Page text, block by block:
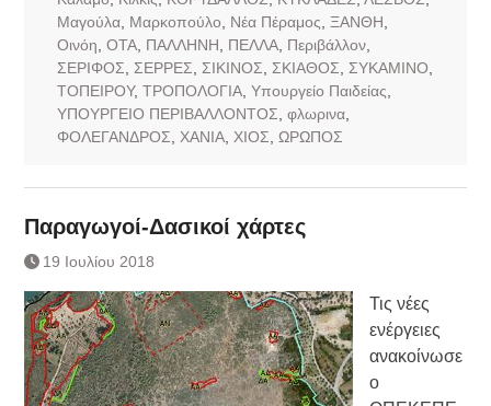
Μαγούλα, Μαρκοπούλο Νέα Πέραμος ΞΑΝΘΗ
Οινόη ΟΤΑ, ΠΑΛΛΗΝΗ ΠΕΛΛΑ, Περιβάλλον,
ΣΕΡΙΦΟΣ
ΣΕΡΡΕΣ ΣΙΚΙΝΟΣ ΣΚΙΑΘΟΣ ΣΥΚΑΜΙΝΟ
ΤΟΠΕΙΡΟΥ, ΤΡΟΠΟΛΟΓΙΑ, Υπουργείο Παιδείας
ΥΠΟΥΡΓΕΙΟ ΠΕΡΙΒΑΛΛΟΝΤΟΣ φλωρινα,
ΦΟΛΕΓΑΝΔΡΟΣ
ΧΑΝΙΑ, ΧΙΟΣ ΩΡΩΠΟΣ
Παραγωγοί-Δασικοί χάρτες
19 Ιουλίου 2018
Τις νέες
ενέργειες
ανακοίνωσε
ο